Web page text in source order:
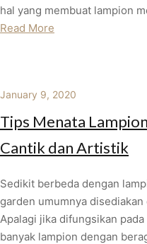
hal yang membuat lampion
Read More
January 9, 2020
Tips Menata
Cantik dan Artistik
Sedikit berbeda dengan
garden umumnya
Apalagi jika difungsikan
banyak lampion dengan